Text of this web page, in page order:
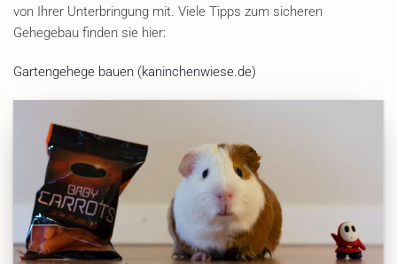
von Ihrer Unterbringung mit. Viele Tipps zum sicheren
Gehegebau finden sie hier:
Gartengehege bauen (kaninchenwiese.de)